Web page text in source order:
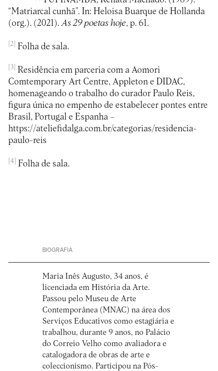
“Matriarcal cunhã”. In: Heloisa Buarque de Hollanda
(org.). (2021).As 29 poetas hoje, p. 61.
[2] Folha de sala.
[3] Residência em parceria com a Aomori
Comtemporary Art Centre, Appleton e DIDAC,
homenageando o trabalho do curador Paulo Reis,
figura única no empenho de estabelecer pontes entre
Brasil, Portugal e Espanha –
https://ateliefidalga.com.br/categorias/residencia-
paulo-reis
[4] Folha de sala.
BIOGRAFIA
Maria Inês Augusto, 34 anos, é
licenciada em História da Arte.
Passou pelo Museu de Arte
Contemporânea (MNAC) na área dos
Serviços Educativos como estagiária e
trabalhou, durante 9 anos, no Palácio
do Correio Velho como avaliadora e
catalogadora de obras de arte e
coleccionismo. Participou na Pós-